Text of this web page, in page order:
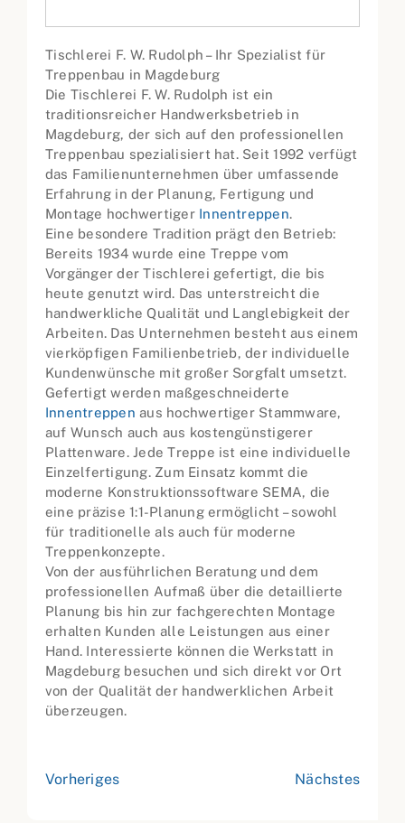
Tischlerei F. W. Rudolph – Ihr Spezialist für
Treppenbau in Magdeburg
Die Tischlerei F. W. Rudolph ist ein
traditionsreicher Handwerksbetrieb in
Magdeburg, der sich auf den professionellen
Treppenbau spezialisiert hat. Seit 1992 verfügt
das Familienunternehmen über umfassende
Erfahrung in der Planung, Fertigung und
Montage hochwertiger Innentreppen.
Eine besondere Tradition prägt den Betrieb:
Bereits 1934 wurde eine Treppe vom
Vorgänger der Tischlerei gefertigt, die bis
heute genutzt wird. Das unterstreicht die
handwerkliche Qualität und Langlebigkeit der
Arbeiten. Das Unternehmen besteht aus einem
vierköpfigen Familienbetrieb, der individuelle
Kundenwünsche mit großer Sorgfalt umsetzt.
Gefertigt werden maßgeschneiderte
Innentreppen aus hochwertiger Stammware,
auf Wunsch auch aus kostengünstigerer
Plattenware. Jede Treppe ist eine individuelle
Einzelfertigung. Zum Einsatz kommt die
moderne Konstruktionssoftware SEMA, die
eine präzise 1:1-Planung ermöglicht – sowohl
für traditionelle als auch für moderne
Treppenkonzepte.
Von der ausführlichen Beratung und dem
professionellen Aufmaß über die detaillierte
Planung bis hin zur fachgerechten Montage
erhalten Kunden alle Leistungen aus einer
Hand. Interessierte können die Werkstatt in
Magdeburg besuchen und sich direkt vor Ort
von der Qualität der handwerklichen Arbeit
überzeugen.
Vorheriges Nächstes